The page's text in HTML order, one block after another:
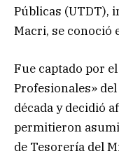
Públicas (UTDT),
Macri, se conoció
Fue captado por
Profesionales»
década y decidió
permitieron
de Tesorería del